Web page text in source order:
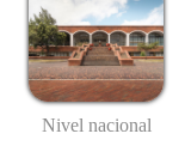
Nivel nacional